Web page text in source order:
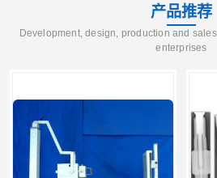
产品推荐
Development, design, production and
enterprises